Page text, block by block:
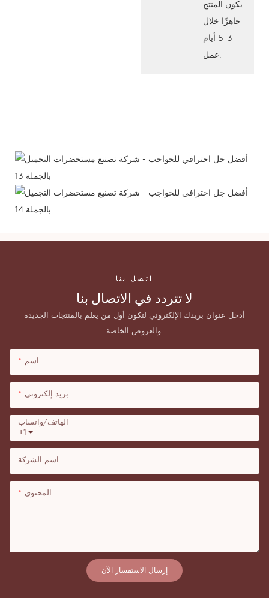
يكون المنتج
جاهزًا خلال
3-5 أيام
اتصل بنا
لا تتردد في الاتصال بنا
أدخل عنوان بريدك الإلكتروني لتكون أول من يعلم بالمنتجات الجديدة
اسم
بريد إلكتروني
+1
الهاتف/واتساب
اسم الشركة
المحتوى
إرسال الاستفسار الآن